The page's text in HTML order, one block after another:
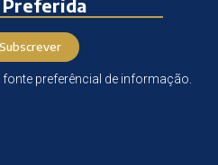
Subscrever
preferêncial de informação.